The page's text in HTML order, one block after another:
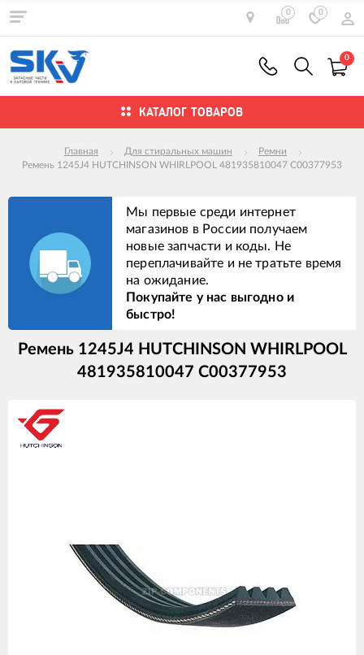
0 0
0
КАТАЛОГ ТОВАРОВ
Главная Для стиральных машин
Ремни
Ремень 1245J4 HUTCHINSON WHIRLPOOL 481935810047 C00377953
Мы первые среди интернет
магазинов в России получаем
новые запчасти и коды. Не
переплачивайте и не тратьте время
на ожидание.
Покупайте у нас выгодно и
быстро!
Ремень 1245J4 HUTCHINSON WHIRLPOOL
481935810047 C00377953
Изображения
товаров